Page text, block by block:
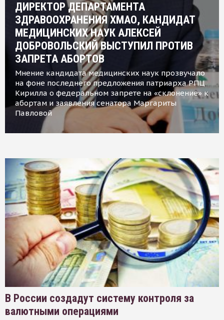
ДИРЕКТОР ДЕПАРТАМЕНТА
ЗДРАВООХРАНЕНИЯ ХМАО, КАНДИДАТ
МЕДИЦИНСКИХ НАУК АЛЕКСЕЙ
ДОБРОВОЛЬСКИЙ ВЫСТУПИЛ ПРОТИВ
ЗАПРЕТА АБОРТОВ
Мнение кандидата медицинских наук прозвучало
на фоне последнего предложения патриарха РПЦ
Кирилла о федеральном запрете на «склонение» к
абортам и заявления сенатора Маргариты
Павловой
В России создадут систему контроля за
валютными операциями